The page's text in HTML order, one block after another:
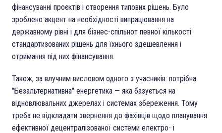
фінансуванні проєктів і створення типових рішень. Було
зроблено акцент на необхідності випрацювання на
державному рівні і для бізнес-спільнот певної кількості
стандартизованих рішень для їхнього здешевлення і
отримання під них фінансування.
Також, за влучним висловом одного з учасників: потрібна
"Безальтернативна" енергетика — яка базується на
відновлювальних джерелах і системах збереження. Тому
треба не відкладати звернення до фахівців щодо планування
ефективної децентралізованої системи електро- і